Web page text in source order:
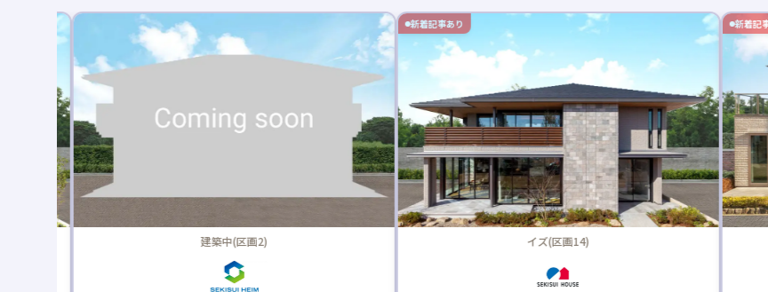
建築中(区画2)
新着記事あり
イズ(区画14)
新着記事あ